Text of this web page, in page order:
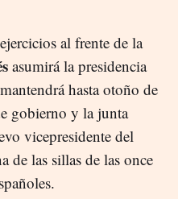
al frente de la
asumirá la presidencia
hasta otoño de
gobierno y la junta
vicepresidente del
de las sillas de las once